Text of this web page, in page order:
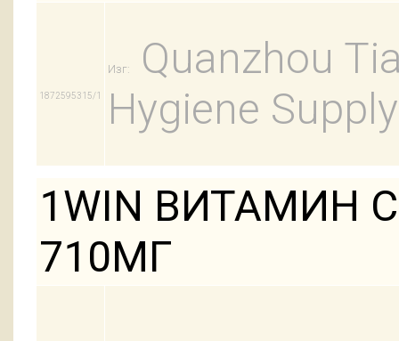
1872595315/1
Изг:
Quanzhou
Hygiene
1WIN ВИТАМИН
710МГ